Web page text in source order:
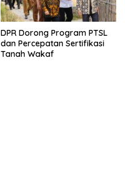
DPR Dorong Program PTSL
dan Percepatan Sertifikasi
Tanah Wakaf